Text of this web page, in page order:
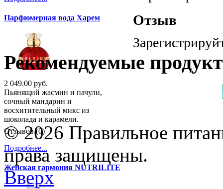
Отзыв
Парфюмерная вода Харем
2 049.00 руб.
Пьянящий жасмин и пачули,
сочный мандарин и
восхитительный микс из
шоколада и карамели.
Отзывов (0)
Подробнее...
Женская гармония NUTRILITE
Рекомендуемые
© 2026 Правильное
права защищены.
Вверх